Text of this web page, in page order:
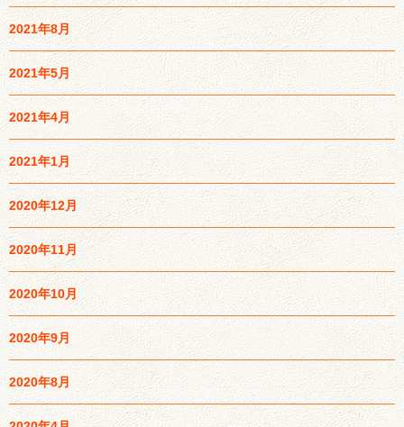
2021年8月
2021年5月
2021年4月
2021年1月
2020年12月
2020年11月
2020年10月
2020年9月
2020年8月